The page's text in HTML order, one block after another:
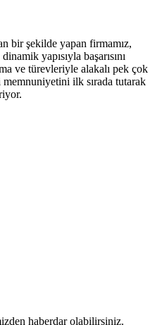
bir şekilde yapan firmamız,
yapısıyla başarısını
ve türevleriyle alakalı pek çok
ilk sırada tutarak
haberdar olabilirsiniz.